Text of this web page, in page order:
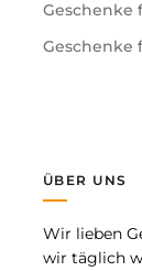
Geschenke
Geschenke
ÜBER UNS
Wir lieben
wir täglich